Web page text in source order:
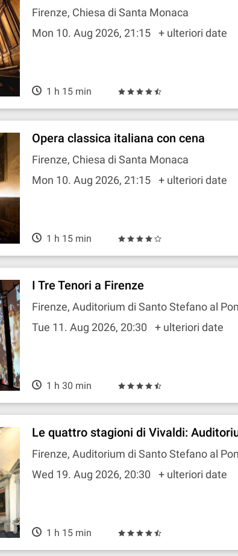
Firenze, Chiesa di Santa Monaca
Mon 10. Aug 2026, 21:15
+ ulteriori date
1 h 15 min
Opera classica italiana con cena
Firenze, Chiesa di Santa Monaca
Mon 10. Aug 2026, 21:15
+ ulteriori date
1 h 15 min
I Tre Tenori a Firenze
Firenze, Auditorium di Santo Stefano al
Tue 11. Aug 2026, 20:30
+ ulteriori date
1 h 30 min
Le quattro stagioni di Vivaldi:
Firenze, Auditorium di Santo Stefano al
Wed 19. Aug 2026, 20:30
+ ulteriori date
1 h 15 min